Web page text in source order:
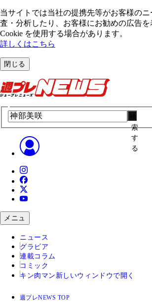
当サイトでは当社の提携先等がお客様の
査・分析したり、お客様にお勧めの広告
Cookie を使⽤する場合があります。
詳しくはこちら
閉じる
索
す
る
メニュ
ニュース
グラビア
連載コラム
コミック
キン肉マン 新しいウィンドウで開く
週プレNEWS TOP